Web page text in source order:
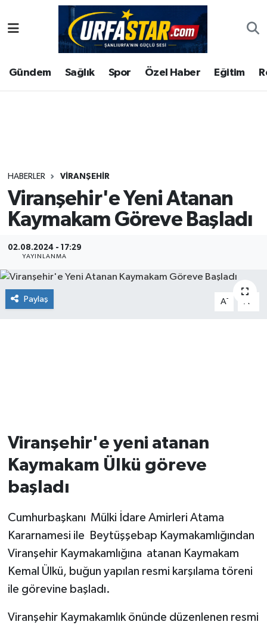
Gündem Sağlık Spor Özel Haber Eğitim
HABERLER VİRANŞEHİR
Viranşehir'e Yeni Atanan
Kaymakam Göreve Başladı
02.08.2024 - 17:29
YAYINLANMA
Paylaş A- A
Viranşehir'e yeni atanan
Kaymakam Ülkü göreve
başladı
Cumhurbaşkanı Mülki İdare Amirleri Atama
Kararnamesi ile Beytüşşebap Kaymakamlığından
Viranşehir Kaymakamlığına atanan Kaymakam
Kemal Ülkü, buğun yapılan resmi karşılama töreni
ile görevine başladı.
Viranşehir Kaymakamlık önünde düzenlenen resmi
ASAYİS
ÇEVRE
Gündem
Kültür
Magazin
Şanlıurfa Nöbetçi Eczaneler
Şanlıurfa Hava Durumu
Tüm Manşetler
Son Dakika Haberleri
Haber Arşivi